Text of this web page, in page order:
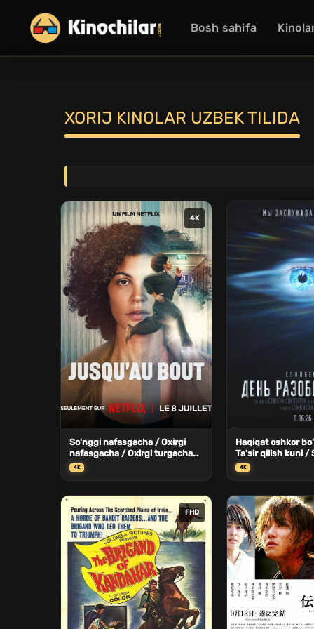
Bosh sahifa
XORIJ KINOLAR UZBEK TILIDA
4K
So'nggi nafasgacha / Oxirgi
nafasgacha / Oxirgi turgacha
Uzbek Tilida
4K
Haqiqat oshkor
Ta'sir qilish kuni /
ochiladigan kun
4K
FHD